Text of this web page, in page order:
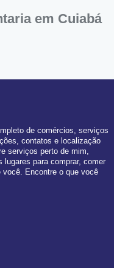
em Cuiabá
de comércios, serviços
contatos e localização
serviços perto de mim,
lugares para comprar, comer
Encontre o que você